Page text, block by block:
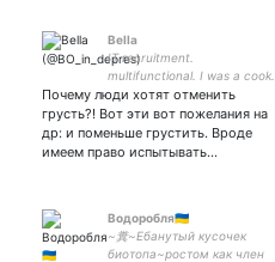
Bella
IT recruitment.
multifunctional. I was a cook.
Почему люди хотят отменить
грусть?! Вот эти вот пожелания на
др: и поменьше грустить. Вроде
имеем право испытывать…
Водоробля🇺🇦
~糞~Ебанутый кусочек
биотопа~ростом как член